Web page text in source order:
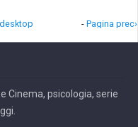
- Pagina prec›
Cinema, psicologia, serie